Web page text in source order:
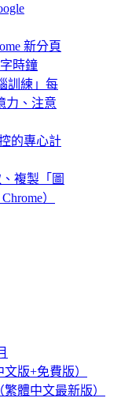
新分頁
時鐘
訓練」每
力、注意
的專心計
複製「圖
）
版+免費版）
體中文最新版）